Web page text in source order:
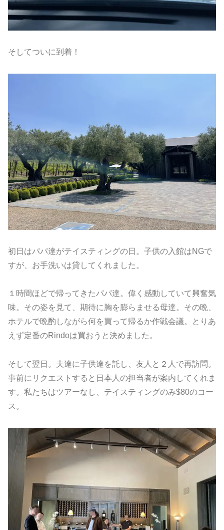
そしてついに到着！
初日はパパ達がテイスティングの日。子供の入館はNGで
すが、お手洗いは貸してくれました。
１時間ほどで帰ってきたパパ達。偉く感動していて興奮気
味。その姿を見て、期待に胸を膨らませる母達。その晩、
ホテルで晩酌しながら何を買って帰るか作戦会議。とりあ
えず定番のRindoは買おうと決めました。
そして翌日。夫達に子供達を託し、友人と２人で再訪問。
事前にリクエストすると日本人の担当者が案内してくれま
す。私たちはツアーなし、テイスティングのみ$80のコー
ス。